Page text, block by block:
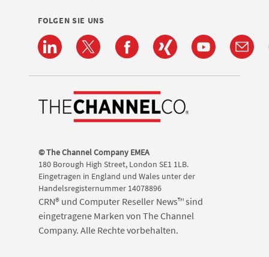
FOLGEN SIE UNS
© The Channel Company EMEA
180 Borough High Street, London SE1 1LB.
Eingetragen in England und Wales unter der
Handelsregisternummer 14078896
CRN® und Computer Reseller News™ sind
eingetragene Marken von The Channel
Company. Alle Rechte vorbehalten.